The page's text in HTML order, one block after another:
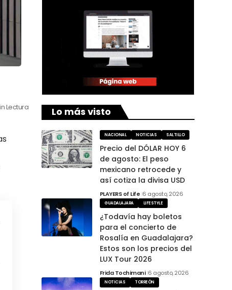
Lectura Lo más visto
NACIONAL NOTICIAS SALTILLO
Precio del DÓLAR HOY 6
de agosto: El peso
mexicano retrocede y
así cotiza la divisa USD
PLAYERS of Life 6 agosto, 2026
GUADALAJARA LIFESTYLE
¿Todavía hay boletos
para el concierto de
Rosalía en Guadalajara?
Estos son los precios del
LUX Tour 2026
Frida Tochimani 6 agosto, 2026
NOTICIAS TORREÓN